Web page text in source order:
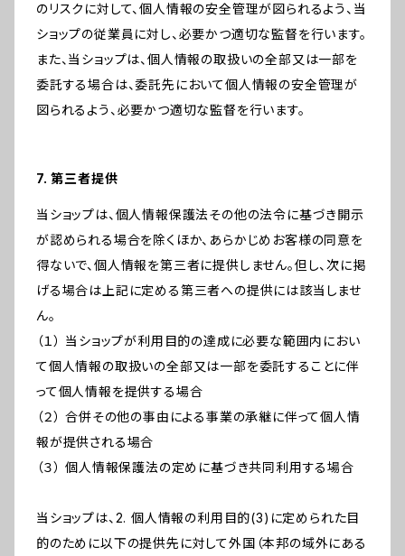
のリスクに対して、個人情報の安全管理が図られるよう、当
ショップの従業員に対し、必要かつ適切な監督を行います。
また、当ショップは、個人情報の取扱いの全部又は一部を
委託する場合は、委託先において個人情報の安全管理が
図られるよう、必要かつ適切な監督を行います。
7. 第三者提供
当ショップは、個人情報保護法その他の法令に基づき開示
が認められる場合を除くほか、あらかじめお客様の同意を
得ないで、個人情報を第三者に提供しません。但し、次に掲
げる場合は上記に定める第三者への提供には該当しませ
ん。
（１） 当ショップが利用目的の達成に必要な範囲内におい
て個人情報の取扱いの全部又は一部を委託することに伴
って個人情報を提供する場合
（２） 合併その他の事由による事業の承継に伴って個人情
報が提供される場合
（３） 個人情報保護法の定めに基づき共同利用する場合
当ショップは、2. 個人情報の利用目的(3)に定められた目
的のために以下の提供先に対して外国（本邦の域外にある